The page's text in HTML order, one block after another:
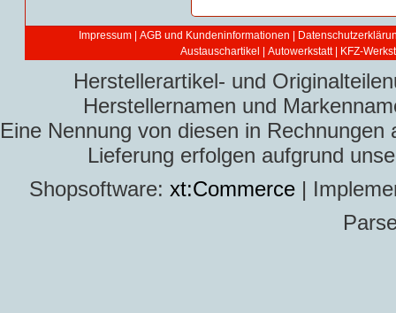
Impressum AGB und Kundeninformationen
Austauschartikel
Autowerkstatt | KFZ-
Herstellerartikel- und
Herstellernamen und
Eine Nennung von diesen in
Lieferung erfolgen aufgrund
Shopsoftware: xt:Commerce |